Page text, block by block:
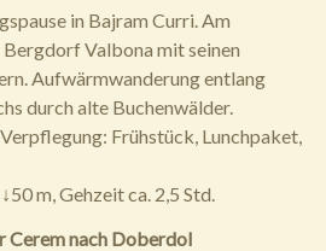
in Bajram Curri. Am
Valbona mit seinen
Aufwärmwanderung entlang
durch alte Buchenwälder.
Frühstück, Lunchpaket,
m, Gehzeit ca. 2,5 Std.
Cerem nach Doberdol